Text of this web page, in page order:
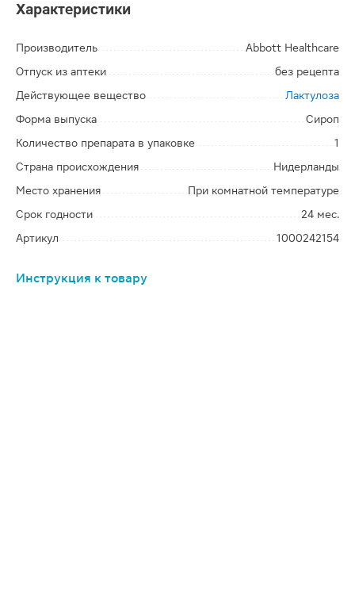
Характеристики
Производитель
Abbott Healthcare
Отпуск из аптеки
без рецепта
Действующее вещество
Лактулоза
Форма выпуска
Сироп
Количество препарата в упаковке
1
Страна происхождения
Нидерланды
Место хранения
При комнатной температуре
Срок годности
24 мес.
Артикул
1000242154
Инструкция к товару